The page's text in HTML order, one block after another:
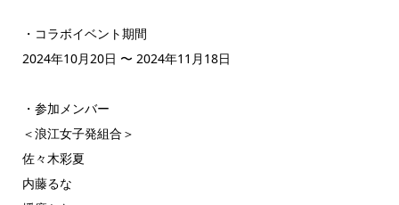
・コラボイベント期間
2024年10月20日 〜 2024年11月18日
・参加メンバー
＜浪江女子発組合＞
佐々木彩夏
内藤るな